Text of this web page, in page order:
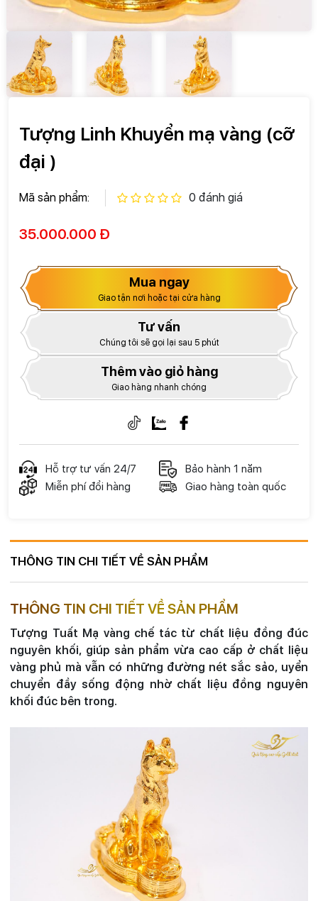
Tượng Linh Khuyển mạ vàng (cỡ
đại )
Mã sản phẩm: 0 đánh giá
35.000.000 Đ
Mua ngay
Giao tận nơi hoặc tại cửa hàng
Tư vấn
Chúng tôi sẽ gọi lại sau 5 phút
Thêm vào giỏ hàng
Giao hàng nhanh chóng
Hỗ trợ tư vấn 24/7
Bảo hành 1 năm
Miễn phí đổi hàng
Giao hàng toàn quốc
THÔNG TIN CHI TIẾT VỀ SẢN PHẨM
THÔNG TIN CHI TIẾT VỀ SẢN PHẨM
Tượng Tuất Mạ vàng chế tác từ chất liệu đồng đúc
nguyên khối, giúp sản phẩm vừa cao cấp ở chất liệu
vàng phủ mà vẫn có những đường nét sắc sảo, uyển
chuyển đầy sống động nhờ chất liệu đồng nguyên
khối đúc bên trong.